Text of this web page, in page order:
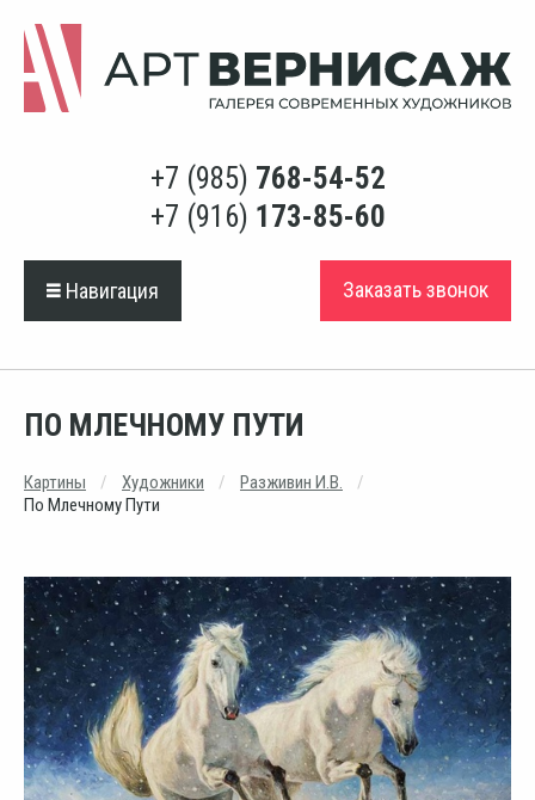
+7 (985) 768-54-52
+7 (916) 173-85-60
Навигация Заказать звонок
ПО МЛЕЧНОМУ ПУТИ
Картины Художники
Разживин И.В.
По Млечному Пути